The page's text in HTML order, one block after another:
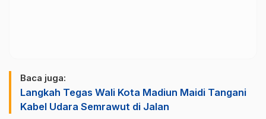
Baca juga:
Langkah Tegas Wali Kota Madiun Maidi Tangani
Kabel Udara Semrawut di Jalan